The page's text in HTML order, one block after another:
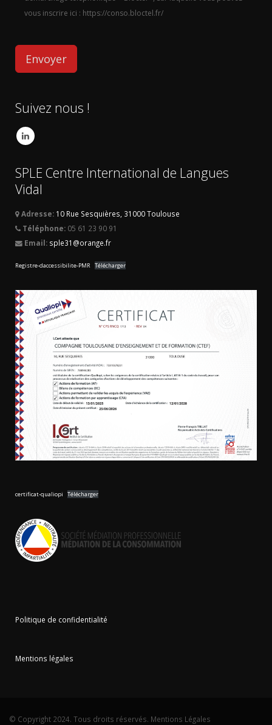
vous inscrire ici : https://conso.bloctel.fr/
Suivez nous !
SPLE Centre International de Langues
Vidal
Adresse: 10 Rue Sesquières, 31000 Toulouse
Téléphone: 05 61 23 90 91
Email: sple31@orange.fr
Registre-daccessibilite-PMR Télécharger
certificat-qualiopi Télécharger
Politique de confidentialité
Mentions légales
© Copyright 2024. Tous droits réservés. Mentions Légales